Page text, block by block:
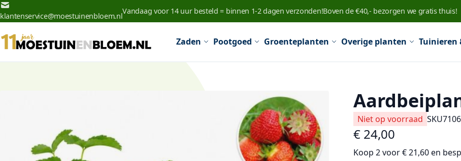
Ga naar de inhoud
klantenservice@moestuinenbloem.nl
Vandaag voor 14 uur besteld = binnen 1-2 dagen verzonden!Boven de €40,- bezorgen we gratis thuis!
Zaden Pootgoed Groenteplanten Overige planten Tuinieren
Niet op voorraad SKU
€ 24,00
Koop 2 voor€ 21,60en